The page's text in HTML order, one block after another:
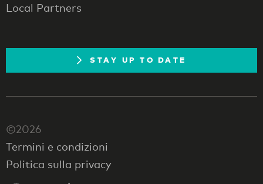
Local Partners
STAY UP TO DATE
©2026
Termini e condizioni
Politica sulla privacy